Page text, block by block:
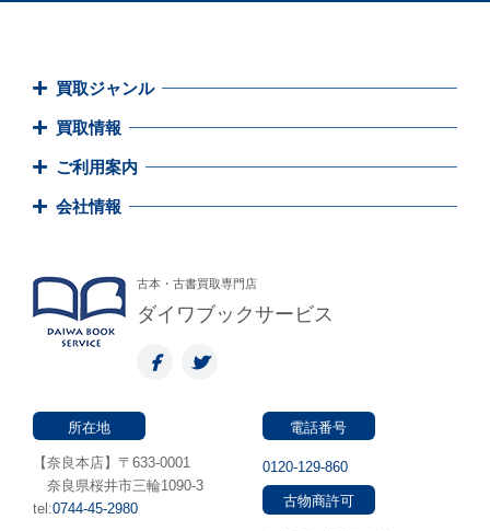
買取ジャンル
買取情報
ご利用案内
会社情報
古本・古書買取専門店
ダイワブックサービス
所在地
【奈良本店】〒633-0001
奈良県桜井市三輪1090-3
tel:0744-45-2980
電話番号
0120-129-860
古物商許可